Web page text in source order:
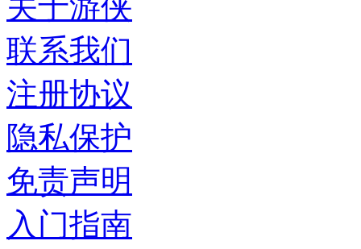
联系我们
注册协议
隐私保护
免责声明
入门指南